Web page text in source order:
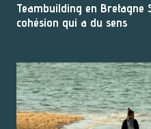
Teambuilding en Bretagne
cohésion qui a du sens